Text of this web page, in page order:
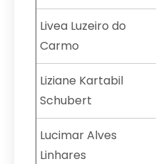
Livea Luzeiro do
Carmo
Liziane Kartabil
Schubert
Lucimar Alves
Linhares